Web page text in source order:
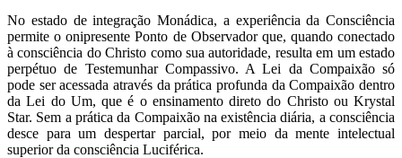
No estado de integração Monádica, a experiência da Consciência
permite o onipresente Ponto de Observador que, quando conectado
à consciência do Christo como sua autoridade, resulta em um estado
perpétuo de Testemunhar Compassivo. A Lei da Compaixão só
pode ser acessada através da prática profunda da Compaixão dentro
da Lei do Um, que é o ensinamento direto do Christo ou Krystal
Star. Sem a prática da Compaixão na existência diária, a consciência
desce para um despertar parcial, por meio da mente intelectual
superior da consciência Luciférica.